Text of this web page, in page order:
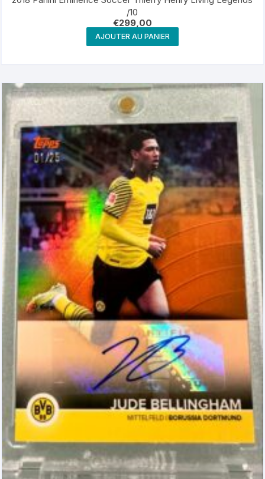
/10
€299,00
AJOUTER AU PANIER